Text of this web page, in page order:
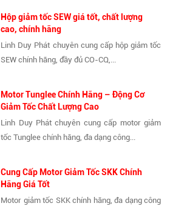
Hộp giảm tốc SEW giá tốt, chất lượng
cao, chính hãng
Linh Duy Phát chuyên cung cấp hộp giảm tốc
SEW chính hãng, đầy đủ CO-CQ,...
Motor Tunglee Chính Hãng – Động Cơ
Giảm Tốc Chất Lượng Cao
Linh Duy Phát chuyên cung cấp motor giảm
tốc Tunglee chính hãng, đa dạng công...
Cung Cấp Motor Giảm Tốc SKK Chính
Hãng Giá Tốt
Motor giảm tốc SKK chính hãng, đa dạng công